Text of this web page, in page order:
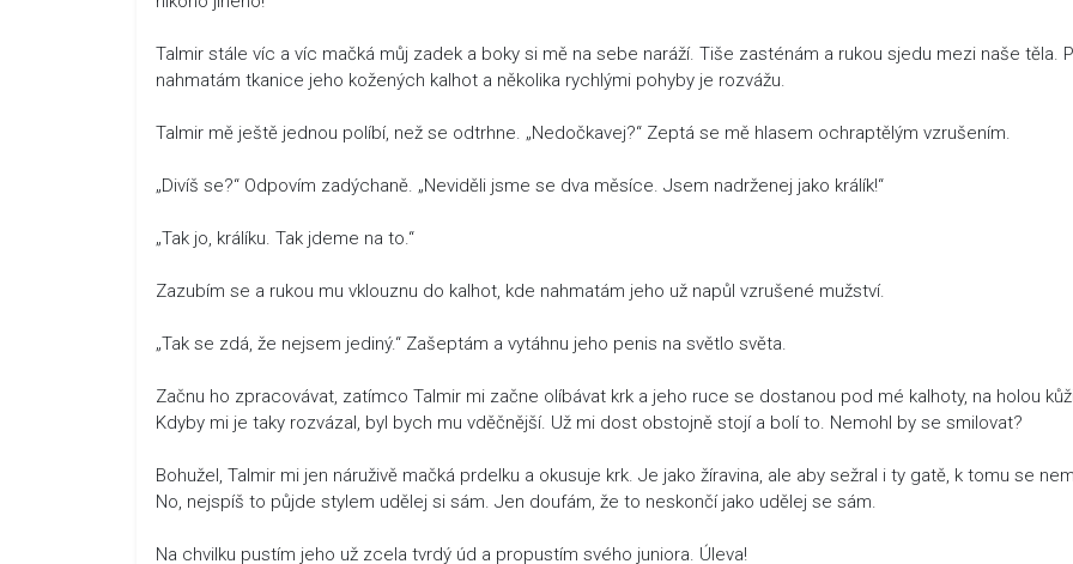
Talmir stále víc a víc mačká můj zadek a boky si mě na sebe naráží. Tiše zasténám a rukou sjedu mezi naše těla.
nahmatám tkanice jeho kožených kalhot a několika rychlými pohyby je rozvážu.
Talmir mě ještě jednou políbí, než se odtrhne. „Nedočkavej?“ Zeptá se mě hlasem ochraptělým vzrušením.
„Divíš se?“ Odpovím zadýchaně. „Neviděli jsme se dva měsíce. Jsem nadrženej jako králík!“
„Tak jo, králíku. Tak jdeme na to.“
Zazubím se a rukou mu vklouznu do kalhot, kde nahmatám jeho už napůl vzrušené mužství.
„Tak se zdá, že nejsem jediný.“ Zašeptám a vytáhnu jeho penis na světlo světa.
Začnu ho zpracovávat, zatímco Talmir mi začne olíbávat krk a jeho ruce se dostanou pod mé kalhoty, na holou
Kdyby mi je taky rozvázal, byl bych mu vděčnější. Už mi dost obstojně stojí a bolí to. Nemohl by se smilovat?
Bohužel, Talmir mi jen náruživě mačká prdelku a okusuje krk. Je jako žíravina, ale aby sežral i ty gatě, k tomu se
No, nejspíš to půjde stylem udělej si sám. Jen doufám, že to neskončí jako udělej se sám.
Na chvilku pustím jeho už zcela tvrdý úd a propustím svého juniora. Úleva!